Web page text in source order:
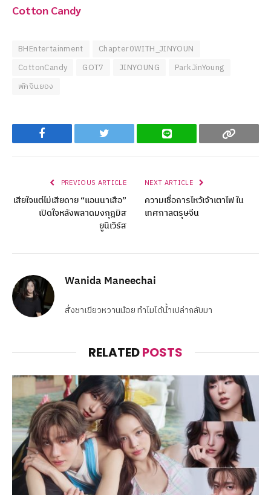
Cotton Candy
BHEntertainment
Chapter0WITH_JINYOUN
CottonCandy
GOT7 JINYOUNG
ParkJinYoung
พัคจินยอง
Facebook Twitter Line Copy
PREVIOUS ARTICLE
เสียใจแต่ไม่เสียดาย “แอนนาเสือ”
เปิดใจหลังพลาดมงกุฎมิส
ยูนิเวิร์ส
NEXT ARTICLE
ความเชื่อการไหว้เจ้าเตาไฟ ใน
เทศกาลตรุษจีน
Wanida Maneechai
สั่งชาเขียวหวานน้อย ทำไมได้น้ำเปล่ากลับมา
RELATEDPOSTS